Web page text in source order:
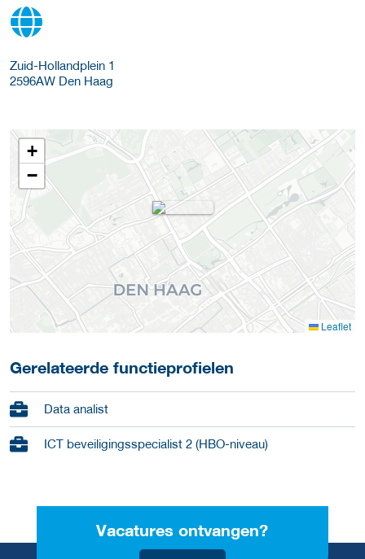
Zuid-Hollandplein 1
2596AW Den Haag
+
−
Leaflet
Gerelateerde functieprofielen
Data analist
ICT beveiligingsspecialist 2 (HBO-niveau)
Vacatures ontvangen?